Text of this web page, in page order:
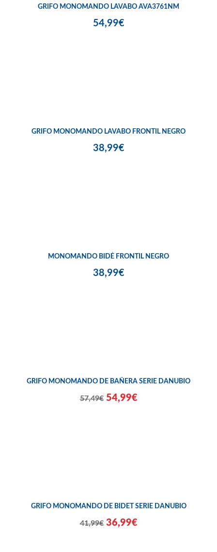
GRIFO MONOMANDO LAVABO AVA3761NM
54,99€
GRIFO MONOMANDO LAVABO FRONTIL NEGRO
38,99€
MONOMANDO BIDÉ FRONTIL NEGRO
38,99€
GRIFO MONOMANDO DE BAÑERA SERIE DANUBIO
57,49€ 54,99€
GRIFO MONOMANDO DE BIDET SERIE DANUBIO
41,99€ 36,99€